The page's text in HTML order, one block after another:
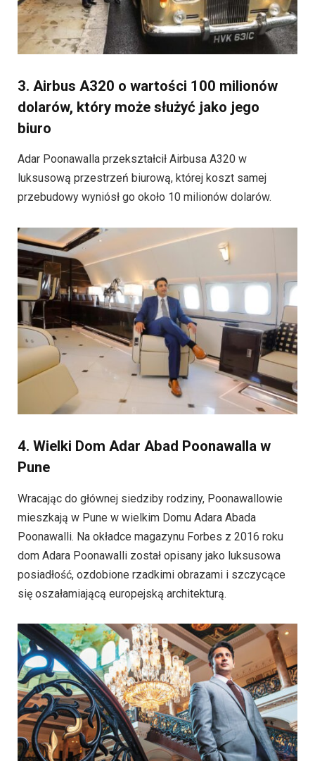
3. Airbus A320 o wartości 100 milionów
dolarów, który może służyć jako jego
biuro
Adar Poonawalla przekształcił Airbusa A320 w
luksusową przestrzeń biurową, której koszt samej
przebudowy wyniósł go około 10 milionów dolarów.
4. Wielki Dom Adar Abad Poonawalla w
Pune
Wracając do głównej siedziby rodziny, Poonawallowie
mieszkają w Pune w wielkim Domu Adara Abada
Poonawalli. Na okładce magazynu Forbes z 2016 roku
dom Adara Poonawalli został opisany jako luksusowa
posiadłość, ozdobione rzadkimi obrazami i szczycące
się oszałamiającą europejską architekturą.